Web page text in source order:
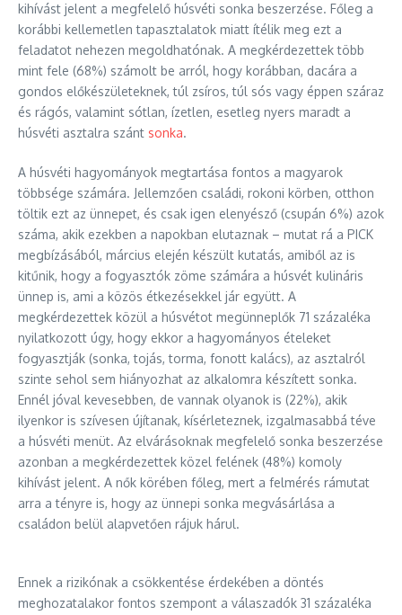
kihívást jelent a megfelelő húsvéti sonka beszerzése. Főleg a
korábbi kellemetlen tapasztalatok miatt ítélik meg ezt a
feladatot nehezen megoldhatónak. A megkérdezettek több
mint fele (68%) számolt be arról, hogy korábban, dacára a
gondos előkészületeknek, túl zsíros, túl sós vagy éppen száraz
és rágós, valamint sótlan, ízetlen, esetleg nyers maradt a
húsvéti asztalra szánt sonka.
A húsvéti hagyományok megtartása fontos a magyarok
többsége számára. Jellemzően családi, rokoni körben, otthon
töltik ezt az ünnepet, és csak igen elenyésző (csupán 6%) azok
száma, akik ezekben a napokban elutaznak – mutat rá a PICK
megbízásából, március elején készült kutatás, amiből az is
kitűnik, hogy a fogyasztók zöme számára a húsvét kulináris
ünnep is, ami a közös étkezésekkel jár együtt. A
megkérdezettek közül a húsvétot megünneplők 71 százaléka
nyilatkozott úgy, hogy ekkor a hagyományos ételeket
fogyasztják (sonka, tojás, torma, fonott kalács), az asztalról
szinte sehol sem hiányozhat az alkalomra készített sonka.
Ennél jóval kevesebben, de vannak olyanok is (22%), akik
ilyenkor is szívesen újítanak, kísérleteznek, izgalmasabbá téve
a húsvéti menüt. Az elvárásoknak megfelelő sonka beszerzése
azonban a megkérdezettek közel felének (48%) komoly
kihívást jelent. A nők körében főleg, mert a felmérés rámutat
arra a tényre is, hogy az ünnepi sonka megvásárlása a
családon belül alapvetően rájuk hárul.
Ennek a rizikónak a csökkentése érdekében a döntés
meghozatalakor fontos szempont a válaszadók 31 százaléka